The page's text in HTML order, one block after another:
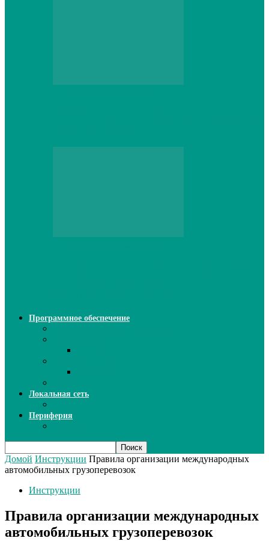
Программное обеспечение
Локальная сеть
Периферия
Домой Инструкции Правила организации международных
автомобильных грузоперевозок
Инструкции
Правила организации международных
автомобильных грузоперевозок